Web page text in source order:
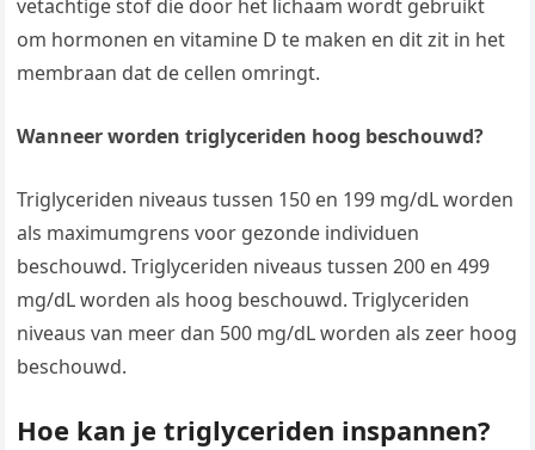
vetachtige stof die door het lichaam wordt gebruikt
om hormonen en vitamine D te maken en dit zit in het
membraan dat de cellen omringt.
Wanneer worden triglyceriden hoog beschouwd?
Triglyceriden niveaus tussen 150 en 199 mg/dL worden
als maximumgrens voor gezonde individuen
beschouwd. Triglyceriden niveaus tussen 200 en 499
mg/dL worden als hoog beschouwd. Triglyceriden
niveaus van meer dan 500 mg/dL worden als zeer hoog
beschouwd.
Hoe kan je triglyceriden inspannen?